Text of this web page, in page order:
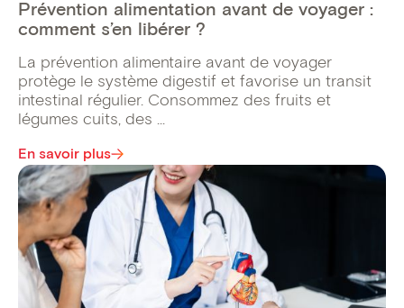
Prévention alimentation avant de voyager :
comment s’en libérer ?
La prévention alimentaire avant de voyager
protège le système digestif et favorise un transit
intestinal régulier. Consommez des fruits et
légumes cuits, des ...
En savoir plus